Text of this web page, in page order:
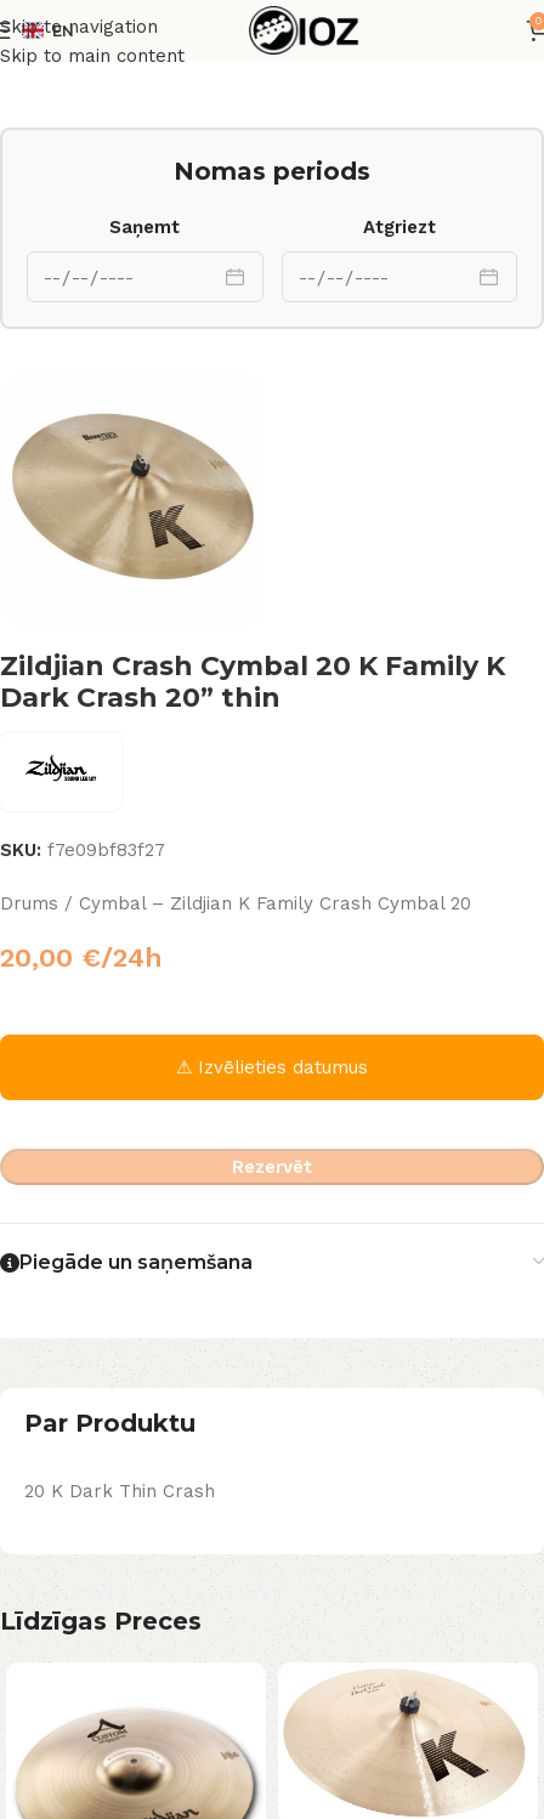
Skip to navigation
Skip to main content
EN
0
Sākums Bungas Šķīvji
Nomas periods
Saņemt Atgriezt
Zildjian Crash Cymbal 20 K Family K
Dark Crash 20” thin
SKU: f7e09bf83f27
Drums / Cymbal – Zildjian K Family Crash Cymbal 20
20,00 €/24h
⚠ Izvēlieties datumus
Rezervēt
Piegāde un saņemšana
Par Produktu
20 K Dark Thin Crash
Līdzīgas Preces